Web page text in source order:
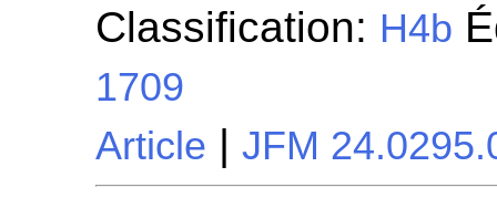
Classification: H4b
1709
Article |JFM